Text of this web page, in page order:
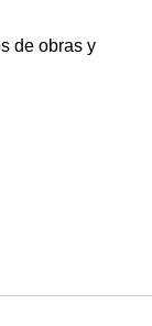
de obras y